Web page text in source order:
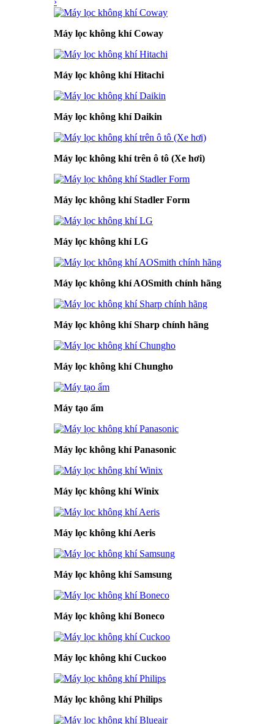
Máy lọc không khí Coway
Máy lọc không khí Hitachi
Máy lọc không khí Daikin
Máy lọc không khí trên ô tô (Xe hơi)
Máy lọc không khí Stadler Form
Máy lọc không khí LG
Máy lọc không khí AOSmith chính hãng
Máy lọc không khí Sharp chính hãng
Máy lọc không khí Chungho
Máy tạo ẩm
Máy lọc không khí Panasonic
Máy lọc không khí Winix
Máy lọc không khí Aeris
Máy lọc không khí Samsung
Máy lọc không khí Boneco
Máy lọc không khí Cuckoo
Máy lọc không khí Philips